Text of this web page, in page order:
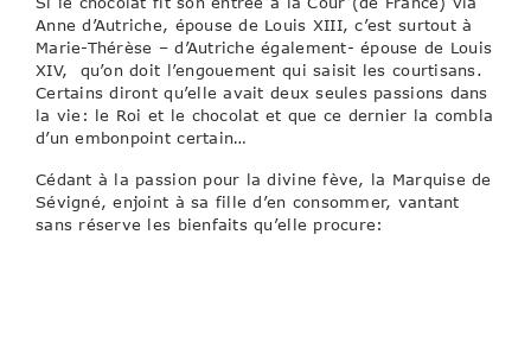
Anne d’Autriche, épouse de Louis XIII, c’est surtout à
Marie-Thérèse – d’Autriche également- épouse de Louis
XIV, qu’on doit l’engouement qui saisit les courtisans.
Certains diront qu’elle avait deux seules passions dans
la vie: le Roi et le chocolat et que ce dernier la combla
d’un embonpoint certain…
Cédant à la passion pour la divine fève, la Marquise de
Sévigné, enjoint à sa fille d’en consommer, vantant
sans réserve les bienfaits qu’elle procure: